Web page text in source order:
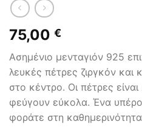
75,00 €
Ασημένιο μενταγιόν 925
λευκές πέτρες ζιργκόν και
στο κέντρο. Οι πέτρες
φεύγουν εύκολα. Ένα
φοράτε στη